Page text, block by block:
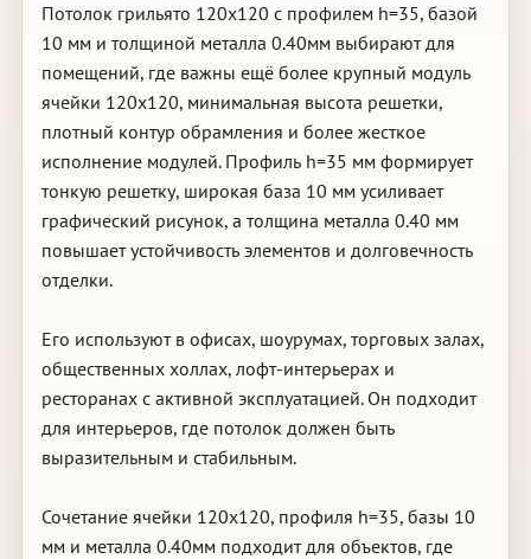
Потолок грильято 120х120 с профилем h=35, базой
10 мм и толщиной металла 0.40мм выбирают для
помещений, где важны ещё более крупный модуль
ячейки 120х120, минимальная высота решетки,
плотный контур обрамления и более жесткое
исполнение модулей. Профиль h=35 мм формирует
тонкую решетку, широкая база 10 мм усиливает
графический рисунок, а толщина металла 0.40 мм
повышает устойчивость элементов и долговечность
отделки.
Его используют в офисах, шоурумах, торговых залах,
общественных холлах, лофт-интерьерах и
ресторанах с активной эксплуатацией. Он подходит
для интерьеров, где потолок должен быть
выразительным и стабильным.
Сочетание ячейки 120х120, профиля h=35, базы 10
мм и металла 0.40мм подходит для объектов, где